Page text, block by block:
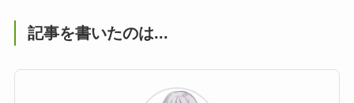
記事を書いたのは...